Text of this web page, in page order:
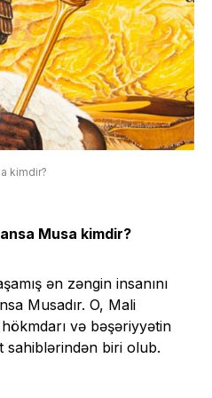
kimdir?
Musa kimdir?
ən zəngin insanını
Musadır. O, Mali
və bəşəriyyətin
biri olub.